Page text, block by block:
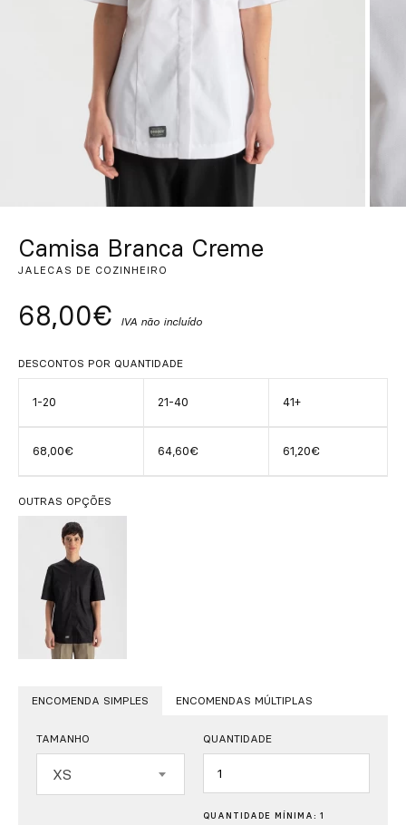
ES EN FR
Camisa Branca Creme
JALECAS DE COZINHEIRO
68,00€ IVA não incluído
DESCONTOS POR QUANTIDADE
1-20 21-40 41+
68,00€ 64,60€ 61,20€
OUTRAS OPÇÕES
ENCOMENDA SIMPLES ENCOMENDAS MÚLTIPLAS
TAMANHO
XS
QUANTIDADE
QUANTIDADE MÍNIMA: 1